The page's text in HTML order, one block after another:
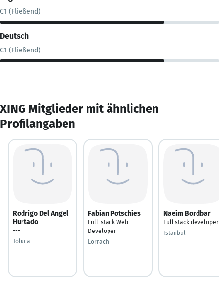
C1 (Fließend)
Deutsch
C1 (Fließend)
XING Mitglieder mit ähnlichen
Profilangaben
Rodrigo Del Angel
Hurtado
---
Toluca
Fabian Potschies
Full-stack Web
Developer
Lörrach
Naeim Bordbar
Full stack developer
Istanbul